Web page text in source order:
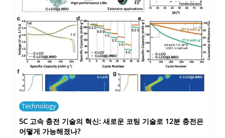
Technology
5C 고속 충전 기술의 혁신: 새로운 코팅 기술로 12분 충전은
어떻게 가능해졌나?